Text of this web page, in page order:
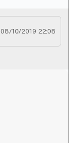
08/10/2019 22:08